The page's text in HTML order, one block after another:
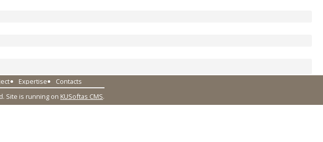
Expertise
Contacts
Site is running on KUSoftas CMS.